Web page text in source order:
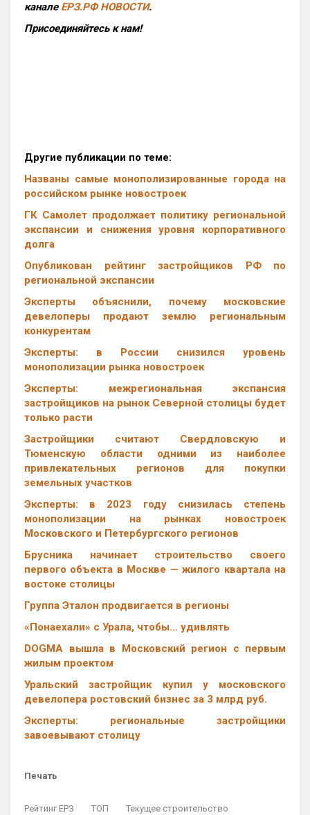
канале ЕРЗ.РФ НОВОСТИ.
Присоединяйтесь к нам!
Другие публикации по теме:
Названы самые монополизированные города на
российском рынке новостроек
ГК Самолет продолжает политику региональной
экспансии и снижения уровня корпоративного
долга
Опубликован рейтинг застройщиков РФ по
региональной экспансии
Эксперты объяснили, почему московские
девелоперы продают землю региональным
конкурентам
Эксперты: в России снизился уровень
монополизации рынка новостроек
Эксперты: межрегиональная экспансия
застройщиков на рынок Северной столицы будет
только расти
Застройщики считают Свердловскую и
Тюменскую области одними из наиболее
привлекательных регионов для покупки
земельных участков
Эксперты: в 2023 году снизилась степень
монополизации на рынках новостроек
Московского и Петербургского регионов
Брусника начинает строительство своего
первого объекта в Москве — жилого квартала на
востоке столицы
Группа Эталон продвигается в регионы
«Понаехали» с Урала, чтобы… удивлять
DOGMA вышла в Московский регион с первым
жилым проектом
Уральский застройщик купил у московского
девелопера ростовский бизнес за 3 млрд руб.
Эксперты: региональные застройщики
завоевывают столицу
Печать
Рейтинг ЕРЗ ТОП
Текущее строительство